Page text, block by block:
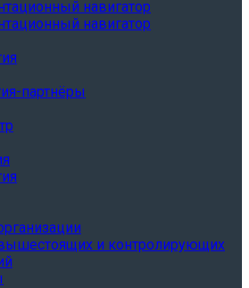
навигатор
навигатор
партнёры
и контролирующих